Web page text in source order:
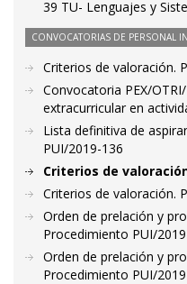
39 TU- Lenguajes y
CONVOCATORIAS DE PERSONAL
Criterios de valoración.
Convocatoria PEX/
extracurricular en
Lista definitiva de
PUI/2019-136
Criterios de
Criterios de valoración.
Orden de prelación y
Procedimiento PUI/
Orden de prelación y
Procedimiento PUI/